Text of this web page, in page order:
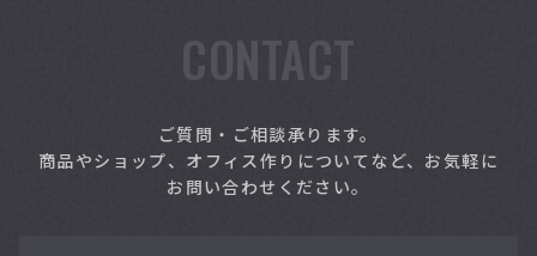
CONTACT
ご質問・ご相談承ります。
商品やショップ、オフィス作りについてなど、お気軽に
お問い合わせください。